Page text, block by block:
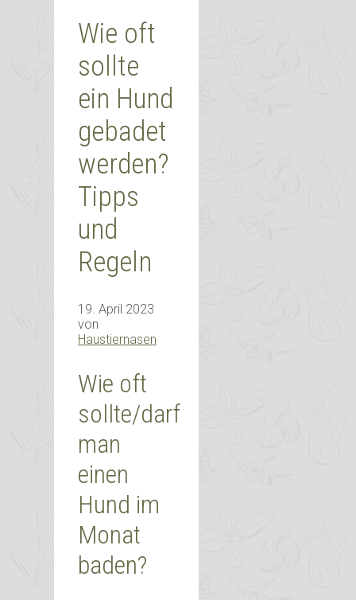
Wie oft
sollte
ein Hund
gebadet
werden?
Tipps
und
Regeln
19. April 2023
von
Haustiernasen
Wie oft
sollte/darf
man
einen
Hund im
Monat
baden?